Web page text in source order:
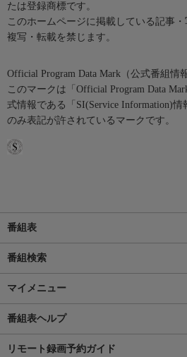
たは登録商標です。
このホームページに掲載している記事
複写・転載を禁じます。
Official Program Data Mark（公式番組情
このマークは「Official Program Data
式情報である「SI(Service Information)
のみ表記が許されているマークです。
番組表
番組検索
マイメニュー
番組表ヘルプ
リモート録画予約ガイド